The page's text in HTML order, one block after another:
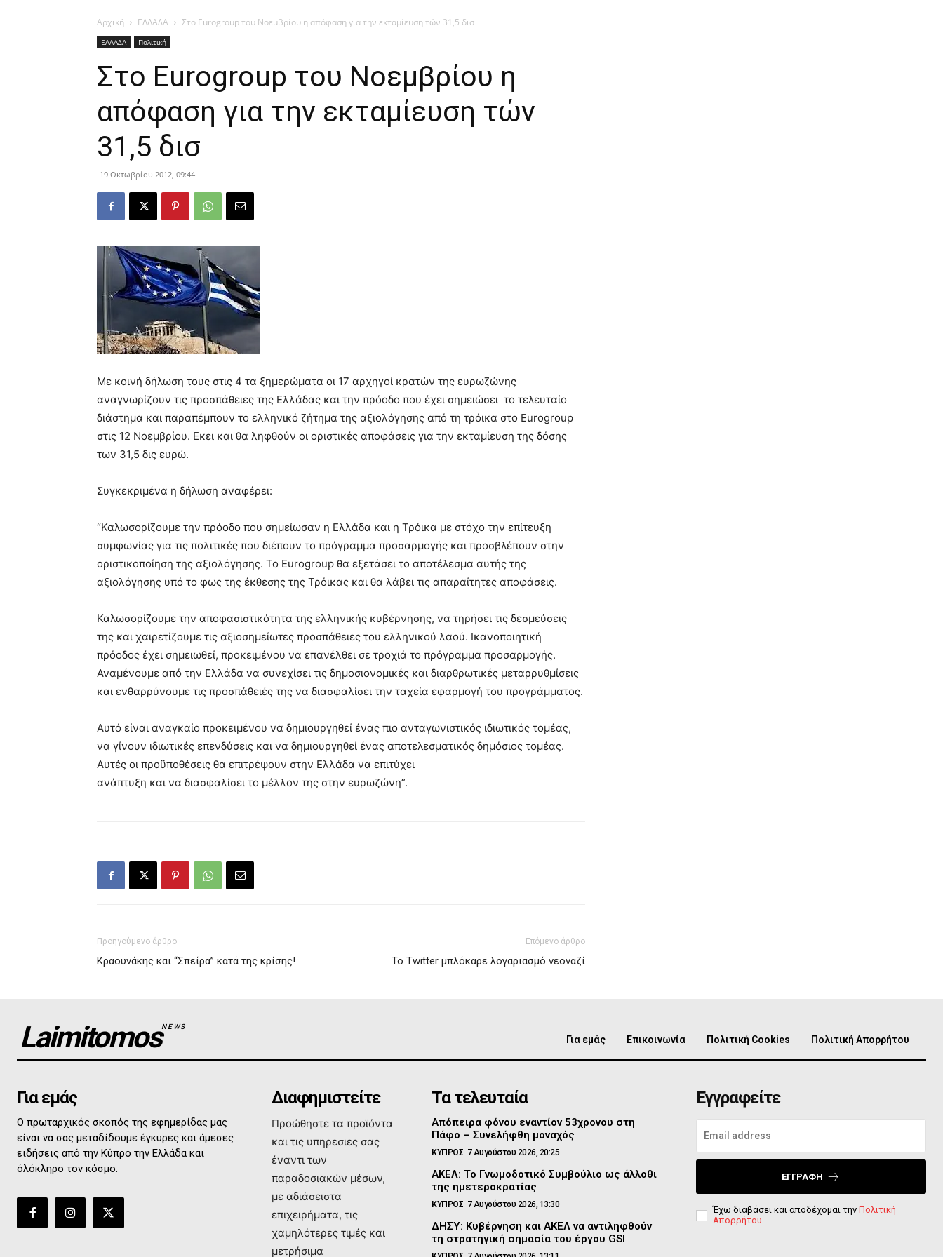
Αρχική ΕΛΛΑΔΑ Στο Eurogroup του Νοεμβρίου η απόφαση για την εκταμίευση τών 31,5 δισ
ΕΛΛΑΔΑ Πολιτική
Στο Eurogroup του Νοεμβρίου η
απόφαση για την εκταμίευση τών
31,5 δισ
19 Οκτωβρίου 2012, 09:44
Με κοινή δήλωση τους στις 4 τα ξημερώματα οι 17 αρχηγοί κρατών της ευρωζώνης
αναγνωρίζουν τις προσπάθειες της Ελλάδας και την πρόοδο που έχει σημειώσει το τελευταίο
διάστημα και παραπέμπουν το ελληνικό ζήτημα της αξιολόγησης από τη τρόικα στο Eurogroup
στις 12 Νοεμβρίου. Εκει και θα ληφθούν οι οριστικές αποφάσεις για την εκταμίευση της δόσης
των 31,5 δις ευρώ.
Συγκεκριμένα η δήλωση αναφέρει:
“Καλωσορίζουμε την πρόοδο που σημείωσαν η Ελλάδα και η Τρόικα με στόχο την επίτευξη
συμφωνίας για τις πολιτικές που διέπουν το πρόγραμμα προσαρμογής και προσβλέπουν στην
οριστικοποίηση της αξιολόγησης. Το Eurogroup θα εξετάσει το αποτέλεσμα αυτής της
αξιολόγησης υπό το φως της έκθεσης της Τρόικας και θα λάβει τις απαραίτητες αποφάσεις.
Καλωσορίζουμε την αποφασιστικότητα της ελληνικής κυβέρνησης, να τηρήσει τις δεσμεύσεις
της και χαιρετίζουμε τις αξιοσημείωτες προσπάθειες του ελληνικού λαού. Ικανοποιητική
πρόοδος έχει σημειωθεί, προκειμένου να επανέλθει σε τροχιά το πρόγραμμα προσαρμογής.
Αναμένουμε από την Ελλάδα να συνεχίσει τις δημοσιονομικές και διαρθρωτικές μεταρρυθμίσεις
και ενθαρρύνουμε τις προσπάθειές της να διασφαλίσει την ταχεία εφαρμογή του προγράμματος.
Αυτό είναι αναγκαίο προκειμένου να δημιουργηθεί ένας πιο ανταγωνιστικός ιδιωτικός τομέας,
να γίνουν ιδιωτικές επενδύσεις και να δημιουργηθεί ένας αποτελεσματικός δημόσιος τομέας.
Αυτές οι προϋποθέσεις θα επιτρέψουν στην Ελλάδα να επιτύχει
ανάπτυξη και να διασφαλίσει το μέλλον της στην ευρωζώνη”.
Προηγούμενο άρθρο
Κραουνάκης και “Σπείρα” κατά της κρίσης!
Επόμενο άρθρο
Το Twitter μπλόκαρε λογαριασμό νεοναζί
LaimitomosNEWS
Για εμάς Επικοινωνία Πολιτική Cookies Πολιτική Απορρήτου
Για εμάς
Ο πρωταρχικός σκοπός της εφημερίδας μας
είναι να σας μεταδίδουμε έγκυρες και άμεσες
ειδήσεις από την Κύπρο την Ελλάδα και
όλόκληρο τον κόσμο.
Διαφημιστείτε
Προώθηστε τα προϊόντα
και τις υπηρεσιες σας
έναντι των
παραδοσιακών μέσων,
με αδιάσειστα
επιχειρήματα, τις
χαμηλότερες τιμές και
μετρήσιμα
Τα τελευταία
Απόπειρα φόνου εναντίον 53χρονου στη
Πάφο – Συνελήφθη μοναχός
ΚΥΠΡΟΣ 7 Αυγούστου 2026, 20:25
ΑΚΕΛ: Το Γνωμοδοτικό Συμβούλιο ως άλλοθι
της ημετεροκρατίας
ΚΥΠΡΟΣ 7 Αυγούστου 2026, 13:30
ΔΗΣΥ: Κυβέρνηση και ΑΚΕΛ να αντιληφθούν
τη στρατηγική σημασία του έργου GSI
Εγγραφείτε
ΕΓΓΡΑΦΉ
Έχω διαβάσει και αποδέχομαι την Πολιτική
Απορρήτου.